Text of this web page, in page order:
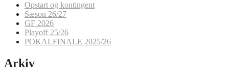
Opstart og kontingent
Sæson 26/27
GF 2026
Playoff 25/26
POKALFINALE 2025/26
Arkiv